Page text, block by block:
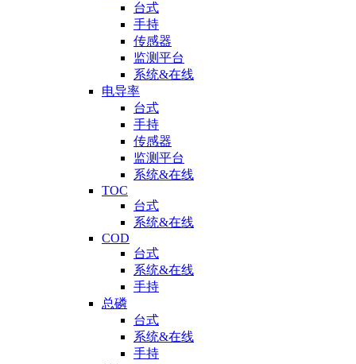
台式
手持
传感器
监测平台
系统&在线
电导率
台式
手持
传感器
监测平台
系统&在线
TOC
台式
系统&在线
COD
台式
系统&在线
手持
总磷
台式
系统&在线
手持